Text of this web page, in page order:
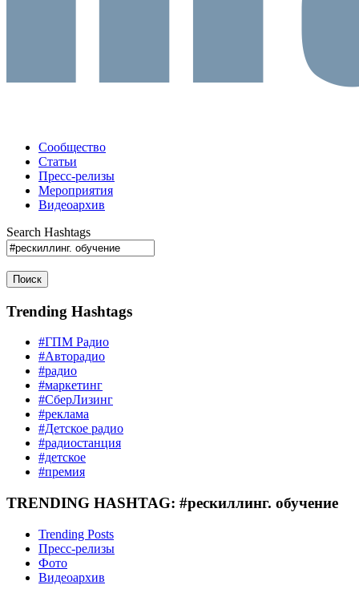
Сообщество
Статьи
Пресс-релизы
Мероприятия
Видеоархив
Search Hashtags
Поиск
Trending Hashtags
#ГПМ Радио
#Авторадио
#радио
#маркетинг
#СберЛизинг
#реклама
#Детское радио
#радиостанция
#детское
#премия
TRENDING HASHTAG: #рескиллинг. обучение
Trending Posts
Пресс-релизы
Фото
Видеоархив